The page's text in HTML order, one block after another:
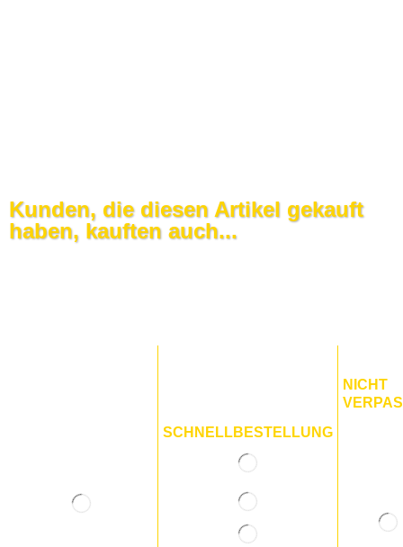
Kunden, die diesen Artikel gekauft
haben, kauften auch...
SCHNELLBESTELLUNG
NICHT